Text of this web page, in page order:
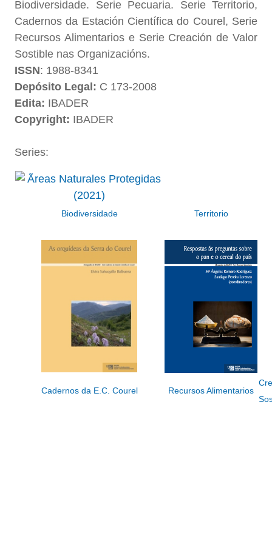
Biodiversidade. Serie Pecuaria. Serie Territorio,
Cadernos da Estación Científica do Courel, Serie
Recursos Alimentarios e Serie Creación de Valor
Sostible nas Organizacións.
ISSN: 1988-8341
Depósito Legal: C 173-2008
Edita: IBADER
Copyright: IBADER
Series:
Biodiversidade Territorio
Cadernos da E.C. Courel Recursos Alimentarios